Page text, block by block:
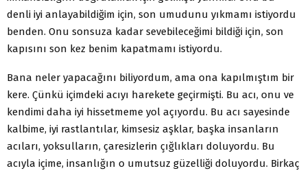
denli iyi anlayabildiğim için, son umudunu yıkmamı istiyordu
benden. Onu sonsuza kadar sevebileceğimi bildiği için, son
kapısını son kez benim kapatmamı istiyordu.
Bana neler yapacağını biliyordum, ama ona kapılmıştım bir
kere. Çünkü içimdeki acıyı harekete geçirmişti. Bu acı, onu ve
kendimi daha iyi hissetmeme yol açıyordu. Bu acı sayesinde
kalbime, iyi rastlantılar, kimsesiz aşklar, başka insanların
acıları, yoksulların, çaresizlerin çığlıkları doluyordu. Bu
acıyla içime, insanlığın o umutsuz güzelliği doluyordu. Birkaç